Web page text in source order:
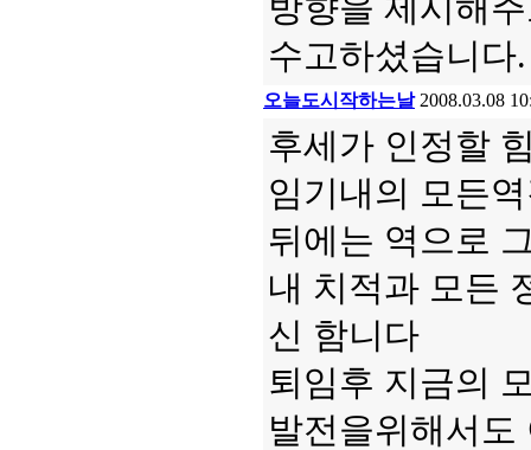
방향을 제시해
수고하셨습니다.
오늘도시작하는날 2008.03.08
후세가 인정할
임기내의 모든
뒤에는 역으로
내 치적과 모든
신 함니다
퇴임후 지금의
발전을위해서도